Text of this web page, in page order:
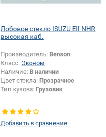
Лобовое стекло ISUZU Elf NHR
высокая каб.
Производитель: Benson
Класс: Эконом
Наличие: В наличии
Цвет стекла: Прозрачное
Тип кузова: Грузовик
Добавить в сравнение